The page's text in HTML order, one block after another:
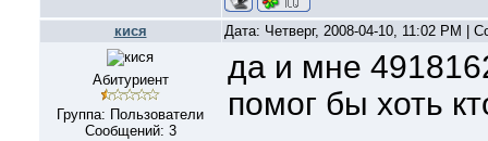
кися Дата: Четверг, 2008-04-10, 11:02 PM |
Абитуриент
Группа: Пользователи
Сообщений: 3
да и мне
помог бы хоть